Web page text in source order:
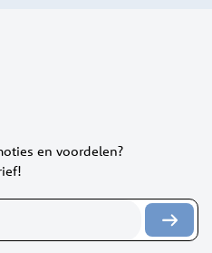
en voordelen?